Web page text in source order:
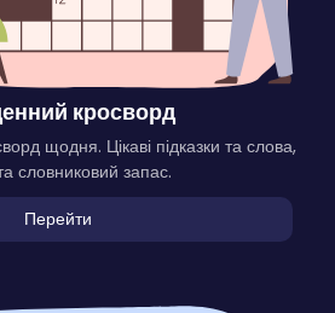
кросворд
щодня. Цікаві підказки та слова,
словниковий запас.
Перейти